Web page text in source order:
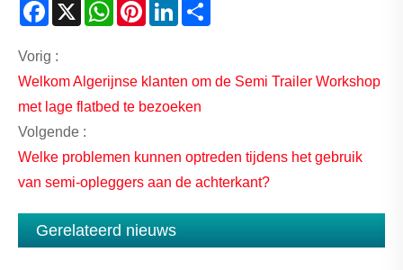
Facebook
X WhatsAppPinterestLinkedIn
Vorig :
Welkom Algerijnse klanten om de Semi Trailer Workshop
met lage flatbed te bezoeken
Volgende :
Welke problemen kunnen optreden tijdens het gebruik
van semi-opleggers aan de achterkant?
Gerelateerd nieuws